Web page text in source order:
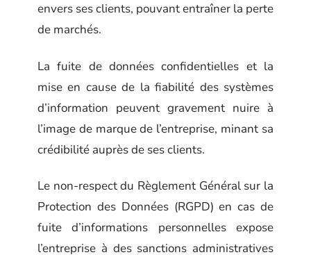
envers ses clients, pouvant entraîner la perte
de marchés.
La fuite de données confidentielles et la
mise en cause de la fiabilité des systèmes
d’information peuvent gravement nuire à
l’image de marque de l’entreprise, minant sa
crédibilité auprès de ses clients.
Le non-respect du Règlement Général sur la
Protection des Données (RGPD) en cas de
fuite d’informations personnelles expose
l’entreprise à des sanctions administratives